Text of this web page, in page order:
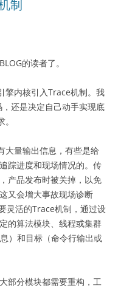
制
的读者了。
内核引入Trace机制。我
，还是决定自己动手实现底
量输出信息，有些是给
踪进度和现场情况的。传
产品发布时被关掉，以免
又会增大事故现场诊断
灵活的Trace机制，通过设
的算法模块、线程或集群
）和目标（命令行输出或
分模块都需要重构，工